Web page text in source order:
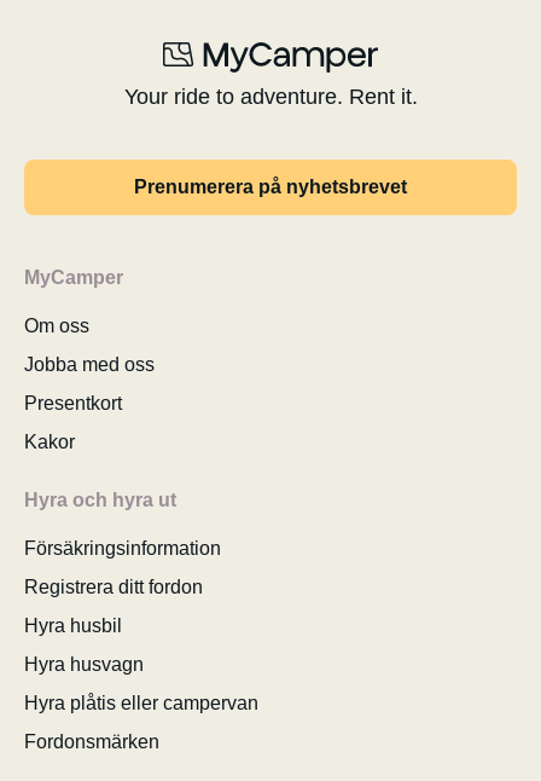
Your ride to adventure. Rent it.
Prenumerera på nyhetsbrevet
MyCamper
Om oss
Jobba med oss
Presentkort
Kakor
Hyra och hyra ut
Försäkringsinformation
Registrera ditt fordon
Hyra husbil
Hyra husvagn
Hyra plåtis eller campervan
Fordonsmärken